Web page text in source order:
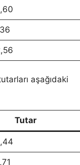
aşağıdaki
Tutar